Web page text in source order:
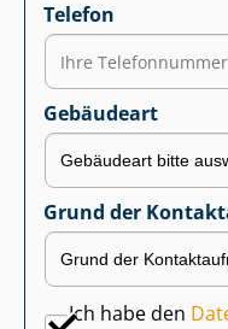
Telefon
Gebäudeart
Grund der
Ich habe den